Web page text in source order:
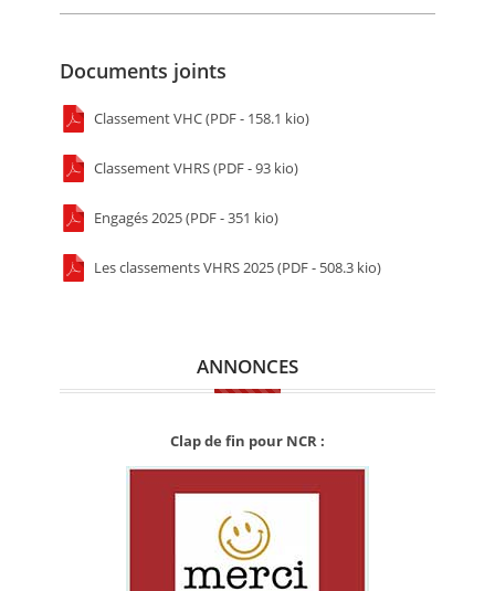
Documents joints
Classement VHC (PDF - 158.1 kio)
Classement VHRS (PDF - 93 kio)
Engagés 2025 (PDF - 351 kio)
Les classements VHRS 2025 (PDF - 508.3 kio)
ANNONCES
Clap de fin pour NCR :